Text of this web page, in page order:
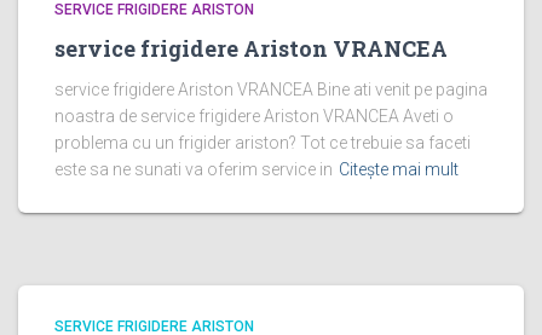
SERVICE FRIGIDERE ARISTON
service frigidere Ariston VRANCEA
service frigidere Ariston VRANCEA Bine ati venit pe pagina
noastra de service frigidere Ariston VRANCEA Aveti o
problema cu un frigider ariston? Tot ce trebuie sa faceti
este sa ne sunati va oferim service in Citește mai mult
SERVICE FRIGIDERE ARISTON